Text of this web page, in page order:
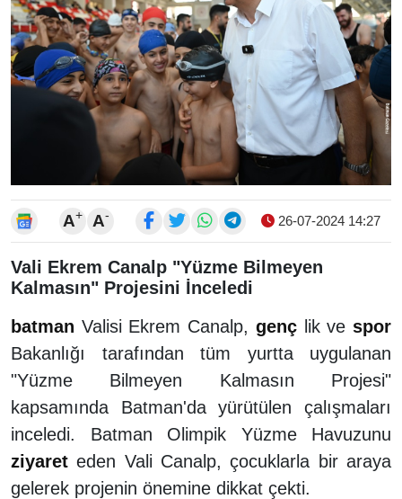
A+ A- 26-07-2024 14:27
Vali Ekrem Canalp "Yüzme Bilmeyen
Kalmasın" Projesini İnceledi
batman Valisi Ekrem Canalp, gençlik ve spor
Bakanlığı tarafından tüm yurtta uygulanan
"Yüzme Bilmeyen Kalmasın Projesi"
kapsamında Batman'da yürütülen çalışmaları
inceledi. Batman Olimpik Yüzme Havuzunu
ziyaret eden Vali Canalp, çocuklarla bir araya
gelerek projenin önemine dikkat çekti.